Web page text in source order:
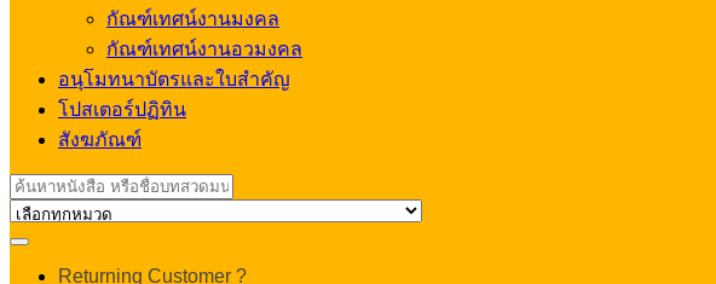
กัณฑ์เทศน์งานมงคล
กัณฑ์เทศน์งานอวมงคล
อนุโมทนาบัตรและใบสำคัญ
โปสเตอร์ปฏิทิน
สังฆภัณฑ์
Search
for:
Returning Customer ?